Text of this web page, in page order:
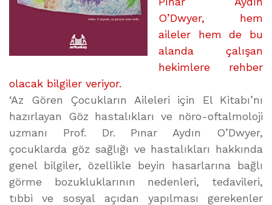
O’Dwyer, hem
aileler hem de bu
alanda çalışan
hekimlere rehber
olacak bilgiler veriyor.
‘Az Gören Çocukların Aileleri için El Kitabı’nı
hazırlayan Göz hastalıkları ve nöro-oftalmoloji
uzmanı Prof. Dr. Pınar Aydın O’Dwyer,
çocuklarda göz sağlığı ve hastalıkları hakkında
genel bilgiler, özellikle beyin hasarlarına bağlı
görme bozukluklarının nedenleri, tedavileri,
tıbbi ve sosyal açıdan yapılması gerekenler